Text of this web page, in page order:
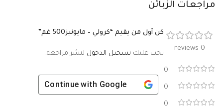
مراجعات الزبائن
0 reviews
0
0
0
كن أول من يقيم “كرولي – مايونيز500 غم”
يجب عليك تسجيل الدخول لنشر مراجعة.
Continue with Google